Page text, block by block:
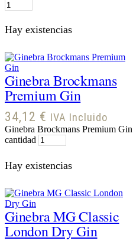
Hay existencias
Ginebra Brockmans
Premium Gin
34,12 € IVA Incluido
Ginebra Brockmans Premium Gin
cantidad
Hay existencias
Ginebra MG Classic
London Dry Gin